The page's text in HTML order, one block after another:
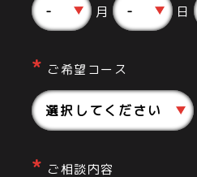
月 日
ご希望コース
ご相談内容